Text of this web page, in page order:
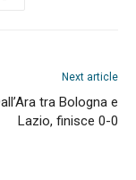
Next article
tra Bologna e
Lazio, finisce 0-0